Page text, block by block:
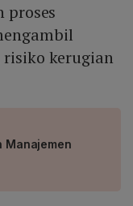
proses
kerugian
Manajemen